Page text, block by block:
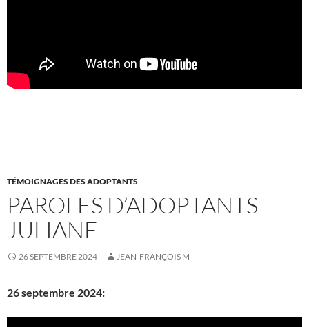
TÉMOIGNAGES DES ADOPTANTS
PAROLES D’ADOPTANTS –
JULIANE
26 SEPTEMBRE 2024 JEAN-FRANÇOIS M
26 septembre 2024: